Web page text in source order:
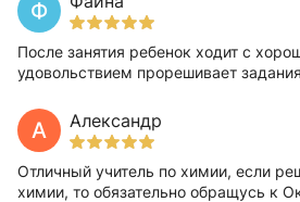
Ф
После занятия ребенок ходит с
удовольствием прорешивает
А Александр
Отличный учитель по химии, если
химии, то обязательно обращусь к